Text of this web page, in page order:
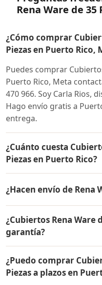
Rena Ware de 35
¿Cómo comprar
Piezas en Puerto Rico,
Puedes comprar
Puerto Rico, Meta
470 966. Soy Carla Rios,
Hago envío gratis a
entrega.
¿Cuánto cuesta
Piezas en Puerto Rico?
mismo en todo Colombia.
para conocer el precio
y facilidades de pago en
¿Hacen envío de Rena
Piezas a Puerto Rico,
es contra entrega.
¿Cubiertos Rena Ware
garantía?
por vida contra defectos
productos Rena Ware
¿Puedo comprar
Piezas a plazos en